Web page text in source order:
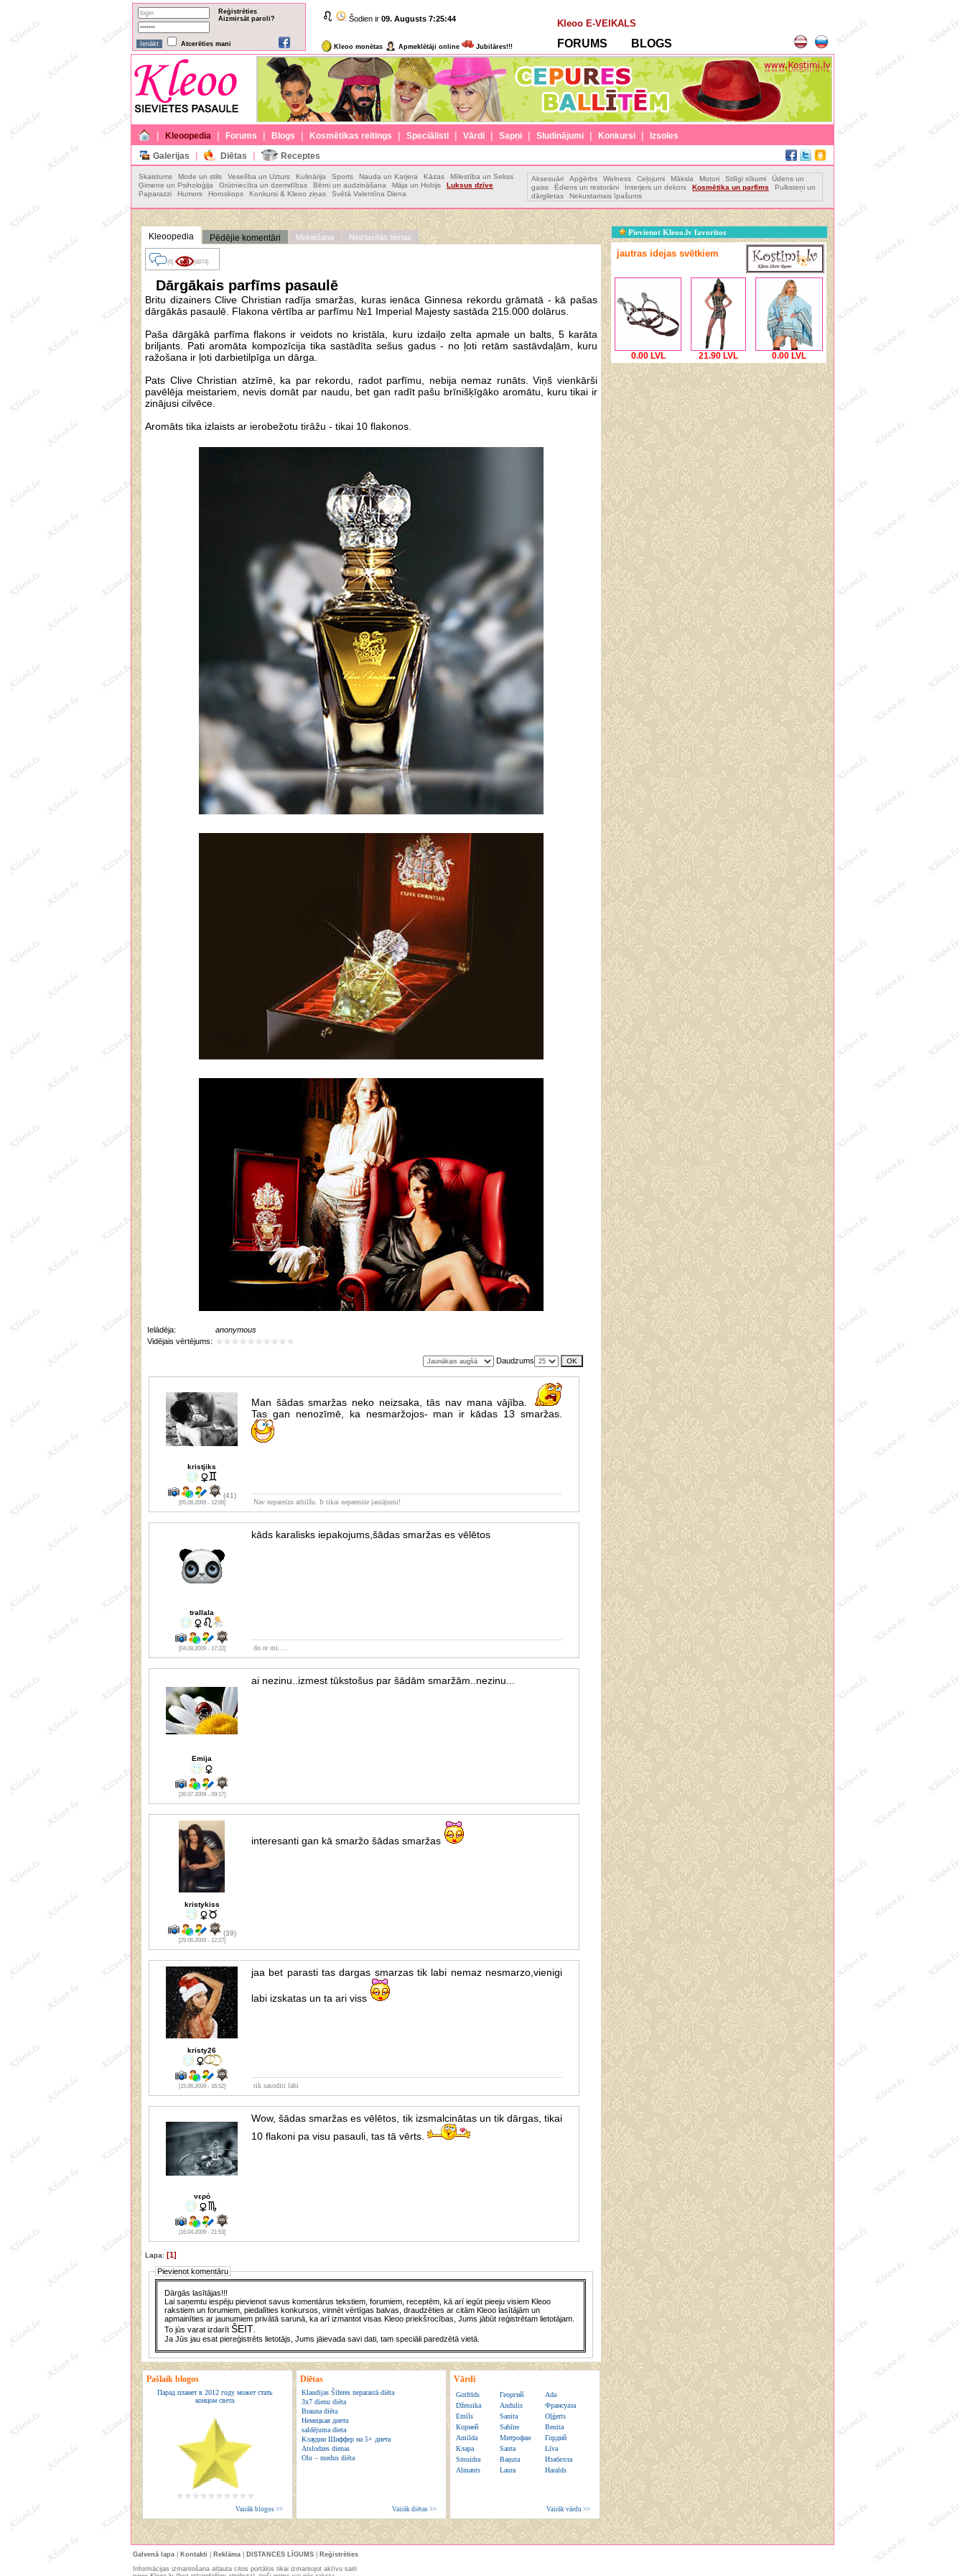
Reģistrēties
Aizmirsāt paroli?
Atcerēties mani
Šodien ir 09. Augusts 7:25:45
Kleoo monētas Apmeklētāji online Jubilāres!!!
Kleoo E-VEIKALS
FORUMS BLOGS
| Kleoopedia | Forums | Blogs | Kosmētikas reitings | Speciālisti | Vārdi | Sapņi | Sludinājumi | Konkursi |
Izsoles
Galerijas
| Diētas | Receptes
Aksesuāri Apģērbs Welness Ceļojumi Māksla Motori Stilīgi sīkumi
Ūdens un
gaiss
Ēdiens un restorāni Interjers un dekors Kosmētika un parfīms
Pulksteņi un
dārglietas
Nekustamais īpašums
Skaistums Mode un stils Veselība un Uzturs Kulinārija Sports Nauda un Karjera Kāzas
Mīlestība un Sekss
Ģimene un Psiholoģija
Grūtniecība un dzemdības Bērni un audzināšana Māja un Hobijs
Luksus dzīve
Paparazzi
Humors Horoskops Konkursi & Kleoo ziņas Svētā Valentīna Diena
Kleoopedia Pēdējie komentāri Meklēšana Neizlasītās tēmas
[6] [8874]
Dārgākais parfīms pasaulē
Britu dizainers Clive Christian radīja smaržas, kuras ienāca Ginnesa rekordu grāmatā - kā pašas
dārgākās pasaulē. Flakona vērtība ar parfīmu №1 Imperial Majesty sastāda 215.000 dolārus.
Paša dārgākā parfīma flakons ir veidots no kristāla, kuru izdaiļo zelta apmale un balts, 5 karāta
briljants. Pati aromāta kompozīcija tika sastādīta sešus gadus - no ļoti retām sastāvdaļām, kuru
ražošana ir ļoti darbietilpīga un dārga.
Pats Clive Christian atzīmē, ka par rekordu, radot parfīmu, nebija nemaz runāts. Viņš vienkārši
pavēlēja meistariem, nevis domāt par naudu, bet gan radīt pašu brīnišķīgāko aromātu, kuru tikai ir
zinājusi cilvēce.
Aromāts tika izlaists ar ierobežotu tirāžu - tikai 10 flakonos.
Ielādēja:
anonymous
Vidējais vērtējums:
Daudzums
kristjiks
(41)
[05.08.2009 - 12:06]
Man šādas smaržas neko neizsaka, tās nav mana vājība.
Tas gan nenozīmē, ka nesmaržojos- man ir kādas 13 smaržas.
Nav nepareizu atbilžu. Ir tikai nepareizie jautājumi!
trallala
[04.08.2009 - 17:22]
kāds karalisks iepakojums,šādas smaržas es vēlētos
do re mi.....
Emija
[26.07.2009 - 09:17]
ai nezinu..izmest tūkstošus par šādām smaržām..nezinu...
kristykiss
(39)
[29.06.2009 - 12:27]
interesanti gan kā smaržo šādas smaržas
kristy26
[15.06.2009 - 16:52]
jaa bet parasti tas dargas smarzas tik labi nemaz nesmarzo,vienigi
labi izskatas un ta ari viss
tik sasoditi labi
νερό
[16.04.2009 - 21:53]
Wow, šādas smaržas es vēlētos, tik izsmalcinātas un tik dārgas, tikai
10 flakoni pa visu pasauli, tas tā vērts.
Lapa: [1]
Pievienot komentāru
Dārgās lasītājas!!!
Lai saņemtu iespēju pievienot savus komentārus tekstiem, forumiem, receptēm, kā arī iegūt pieeju visiem Kleoo
rakstiem un forumiem, piedalīties konkursos, vinnēt vērtīgas balvas, draudzēties ar citām Kleoo lasītājām un
apmainīties ar jaunumiem privātā sarunā, ka arī izmantot visas Kleoo priekšrocības, Jums jābūt reģistrētam lietotājam.
To jūs varat izdarītŠEIT
Ja Jūs jau esat piereģistrēts lietotājs, Jums jāievada savi dati, tam speciāli paredzētā vietā.
Pašlaik blogos
Парад планет в 2012 году может стать
концом света
Vairāk blogos >>
Diētas
Klaudijas Šīferes neparastā diēta
3x7 dienu diēta
Brauna diēta
Немецкая диета
saldējuma dieta
Клаудии Шиффер на 5+ диета
Atslodzes dienas
Olu – medus diēta
Vairāk diētas >>
Vārdi
Gotfrīds Георгий
Ada
Džessika
Andulis
Франсуаза
Emīls
Sanita
Oļģerts
Корней
Sabīne
Benita
Amilda
Митрофан
Гордий
Клара
Santa
Līva
Smuidra
Baņuta
Изабелла
Almants
Laura Haralds
Vairāk vārdu >>
Pievienot Kleoo.lv favorītos
jautras idejas svētkiem
0.00 LVL 21.90 LVL 0.00 LVL
Galvenā lapa Kontakti Reklāma DISTANCES LĪGUMS
Reģistrēties
Informācijas izmantošana atļauta citos portālos tikai izmantojot aktīvu saiti